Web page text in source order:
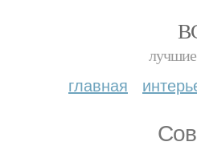
лучшие
главная